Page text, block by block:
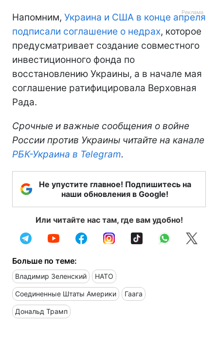
Напомним, Украина и США в конце апреля
подписали соглашение о недрах, которое
предусматривает создание совместного
инвестиционного фонда по
восстановлению Украины, а в начале мая
соглашение ратифицировала Верховная
Рада.
Срочные и важные сообщения о войне
России против Украины читайте на канале
РБК-Украина в Telegram.
Не упустите главное! Подпишитесь на
наши обновления в Google!
Или читайте нас там, где вам удобно!
Больше по теме:
Владимир Зеленский НАТО
Соединенные Штаты Америки Гаага
Дональд Трамп